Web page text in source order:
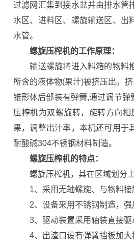
过滤网汇集到接水盆并由排水管
水区、进料区、螺旋输送区、出
水管。
螺旋压榨机的工作原理：
输送螺旋将进入料箱的物料推
所含的液体物(果汁)被挤压出。
锥形体后部装有弹簧,通过调节
压榨机为双螺旋转，旋转方向
果，调整出汁率，本机还可用于
耐酸碱304不锈钢材料制造。
螺旋压榨机的特点：
螺旋压榨机，其在区域划分上
1、采用无轴螺旋、与物料接
2、设备采用不锈钢制造，强
3、驱动装置采用轴装直接驱
4、出渣口设有弹簧挡板加大